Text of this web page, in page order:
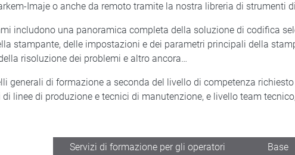
Imaje o anche da remoto tramite la nostra libreria di strumenti
includono una panoramica completa della soluzione di codifica
stampante, delle impostazioni e dei parametri principali della
risoluzione dei problemi e altro ancora…
generali di formazione a seconda del livello di competenza
di linee di produzione e tecnici di manutenzione, e livello team
Servizi di formazione per gli operatori Base